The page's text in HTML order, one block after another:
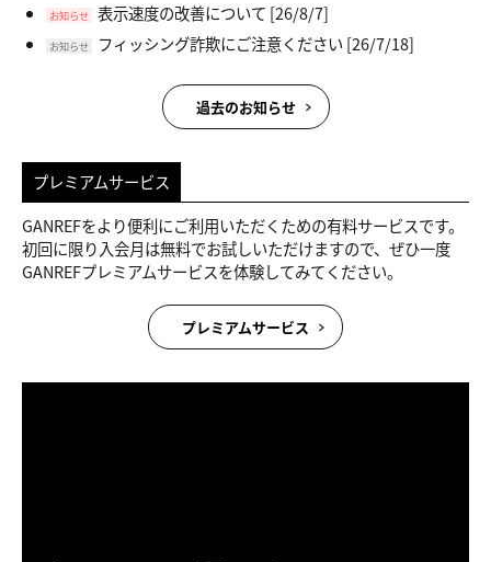
お知らせ 表示速度の改善について [26/8/7]
お知らせ フィッシング詐欺にご注意ください[26/7/18]
過去のお知らせ
プレミアムサービス
GANREFをより便利にご利用いただくための有料サービスです。
初回に限り入会月は無料でお試しいただけますので、ぜひ一度
GANREFプレミアムサービスを体験してみてください。
プレミアムサービス